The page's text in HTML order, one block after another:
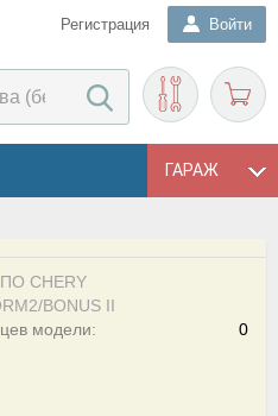
Регистрация Войти
ГАРАЖ
CHERY
BONUS II
0
модели: